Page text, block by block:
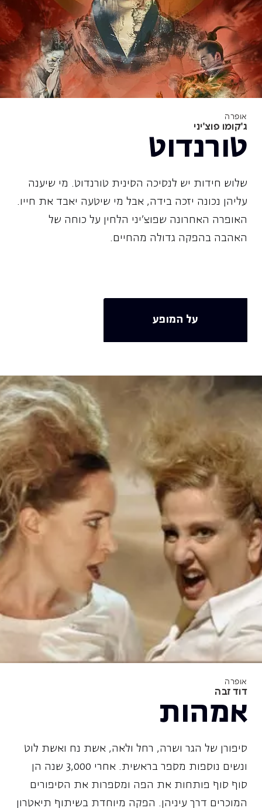
אופרה
ג'קומו פוצ'יני
טורנדוט
שלוש חידות יש לנסיכה הסינית טורנדוט. מי שיענה
עליהן נכונה יזכה בידה, אבל מי שיטעה יאבד את חייו.
האופרה האחרונה שפוצ'יני הלחין על כוחה של
האהבה בהפקה גדולה מהחיים.
על המופע
אופרה
דוד זבה
אמהות
סיפורן של הגר ושרה, רחל ולאה, אשת נח ואשת לוט
ונשים נוספות מספר בראשית. אחרי 3,000 שנה הן
סוף סוף פותחות את הפה ומספרות את הסיפורים
המוכרים דרך עיניהן. הפקה מיוחדת בשיתוף תיאטרון